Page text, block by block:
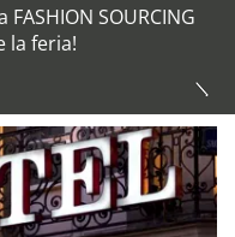
SOURCING
la feria!